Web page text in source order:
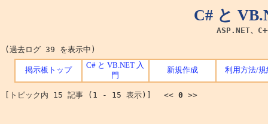
C# と
ASP.NET、
(過去ログ 39 を表示中)
掲示板トップ
C# と VB.NET 入
門
新規作成 利用方法/規
[トピック内 15 記事 (1 - 15 表示)] << 0 >>